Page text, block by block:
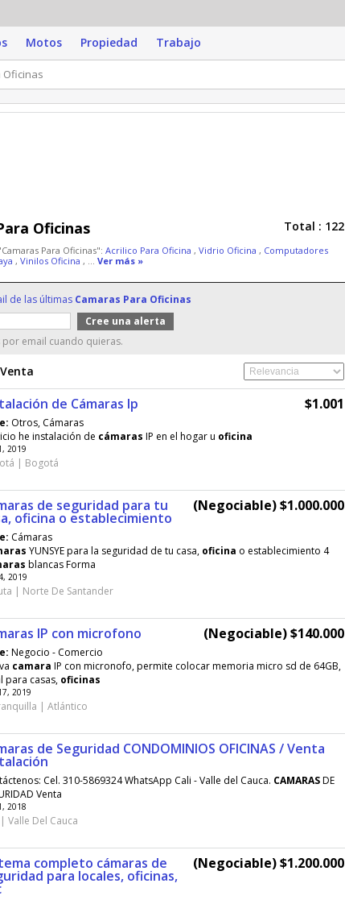
Motos Propiedad Trabajo
Oficinas Total : 122
Para Oficinas": Acrilico Para Oficina , Vidrio Oficina , Computadores
, Vinilos Oficina , ... Ver más »
de las últimas Camaras Para Oficinas
por email cuando quieras.
Venta
de Cámaras Ip $1.001
Otros, Cámaras
he instalación de cámaras IP en el hogar u oficina
2019
| Bogotá
de seguridad para tu
oficina o establecimiento
(Negociable) $1.000.000
Cámaras
YUNSYE para la seguridad de tu casa, oficina o establecimiento 4
blancas Forma
2019
| Norte De Santander
IP con microfono (Negociable) $140.000
Negocio - Comercio
camara IP con micronofo, permite colocar memoria micro sd de 64GB,
para casas, oficinas
2019
| Atlántico
de Seguridad CONDOMINIOS OFICINAS / Venta
Cel. 310-5869324 WhatsApp Cali - Valle del Cauca. CAMARASDE
Venta
2018
Valle Del Cauca
completo cámaras de
para locales, oficinas,
(Negociable) $1.200.000